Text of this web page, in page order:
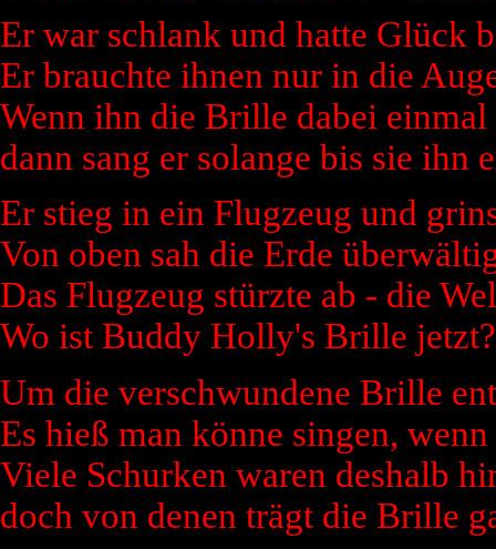
Er war schlank und hatte Glück
Er brauchte ihnen nur in die
Wenn ihn die Brille dabei einmal
dann sang er solange bis sie ihn
Er stieg in ein Flugzeug und
Von oben sah die Erde
Das Flugzeug stürzte ab - die
Wo ist Buddy Holly's Brille jetzt?
Um die verschwundene Brille
Es hieß man könne singen,
Viele Schurken waren deshalb
doch von denen trägt die Brille